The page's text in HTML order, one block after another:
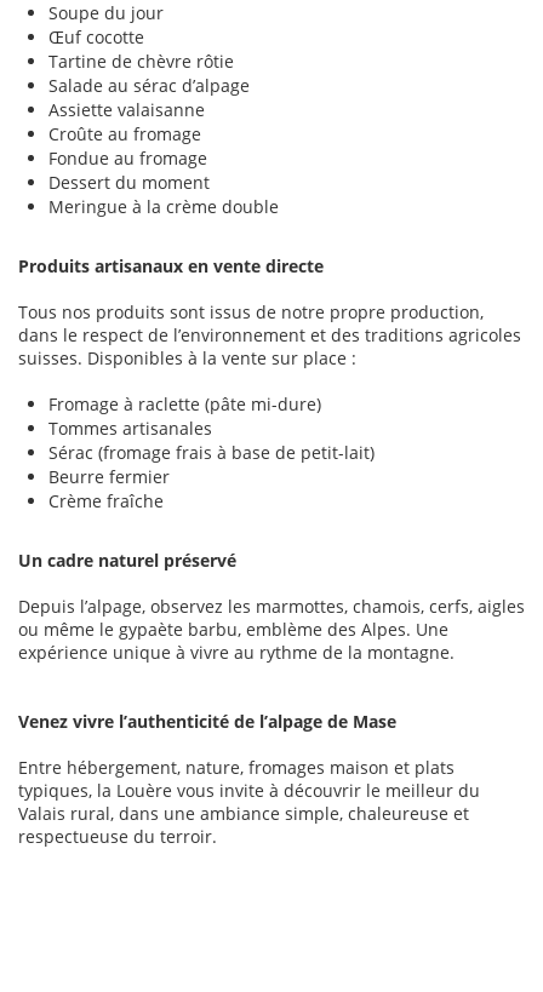
Soupe du jour
Œuf cocotte
Tartine de chèvre rôtie
Salade au sérac d’alpage
Assiette valaisanne
Croûte au fromage
Fondue au fromage
Dessert du moment
Meringue à la crème double
Produits artisanaux en vente directe
Tous nos produits sont issus de notre propre production,
dans le respect de l’environnement et des traditions agricoles
suisses. Disponibles à la vente sur place :
Fromage à raclette (pâte mi-dure)
Tommes artisanales
Sérac (fromage frais à base de petit-lait)
Beurre fermier
Crème fraîche
Un cadre naturel préservé
Depuis l’alpage, observez les marmottes, chamois, cerfs, aigles
ou même le gypaète barbu, emblème des Alpes. Une
expérience unique à vivre au rythme de la montagne.
Venez vivre l’authenticité de l’alpage de Mase
Entre hébergement, nature, fromages maison et plats
typiques, la Louère vous invite à découvrir le meilleur du
Valais rural, dans une ambiance simple, chaleureuse et
respectueuse du terroir.